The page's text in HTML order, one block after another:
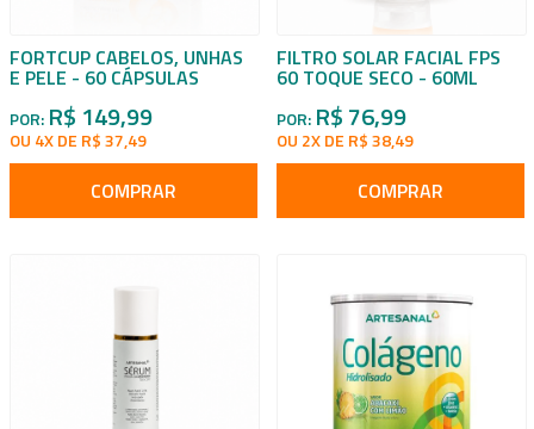
FORTCUP CABELOS, UNHAS
E PELE - 60 CÁPSULAS
POR: R$ 149,99
OU 4X DE R$ 37,49
COMPRAR
FILTRO SOLAR FACIAL FPS
60 TOQUE SECO - 60ML
POR: R$ 76,99
OU 2X DE R$ 38,49
COMPRAR